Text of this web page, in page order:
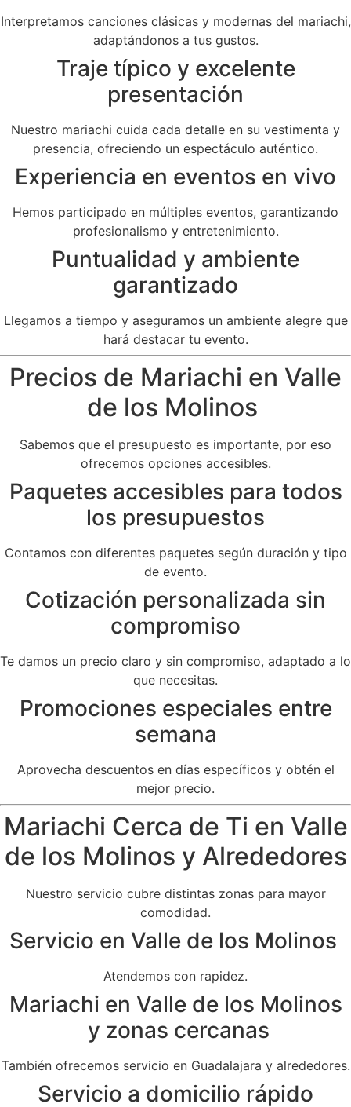
Interpretamos canciones clásicas y modernas del mariachi,
adaptándonos a tus gustos.
Traje típico y excelente
presentación
Nuestro mariachi cuida cada detalle en su vestimenta y
presencia, ofreciendo un espectáculo auténtico.
Experiencia en eventos en vivo
Hemos participado en múltiples eventos, garantizando
profesionalismo y entretenimiento.
Puntualidad y ambiente
garantizado
Llegamos a tiempo y aseguramos un ambiente alegre que
hará destacar tu evento.
Precios de Mariachi en Valle
de los Molinos
Sabemos que el presupuesto es importante, por eso
ofrecemos opciones accesibles.
Paquetes accesibles para todos
los presupuestos
Contamos con diferentes paquetes según duración y tipo
de evento.
Cotización personalizada sin
compromiso
Te damos un precio claro y sin compromiso, adaptado a lo
que necesitas.
Promociones especiales entre
semana
Aprovecha descuentos en días específicos y obtén el
mejor precio.
Mariachi Cerca de Ti en Valle
de los Molinos y Alrededores
Nuestro servicio cubre distintas zonas para mayor
comodidad.
Servicio en Valle de los Molinos
Atendemos con rapidez.
Mariachi en Valle de los Molinos
y zonas cercanas
También ofrecemos servicio en Guadalajara y alrededores.
Servicio a domicilio rápido